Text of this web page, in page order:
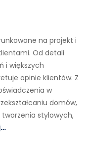
na projekt i
Od detali
i większych
opinie klientów. Z
w
domów,
stylowych,